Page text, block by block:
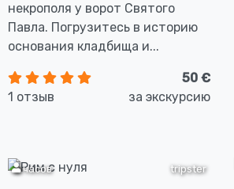
некрополя у ворот Святого
Павла. Погрузитесь в историю
основания кладбища и...
1 отзыв
50 €
за экскурсию
tripster
6 часов